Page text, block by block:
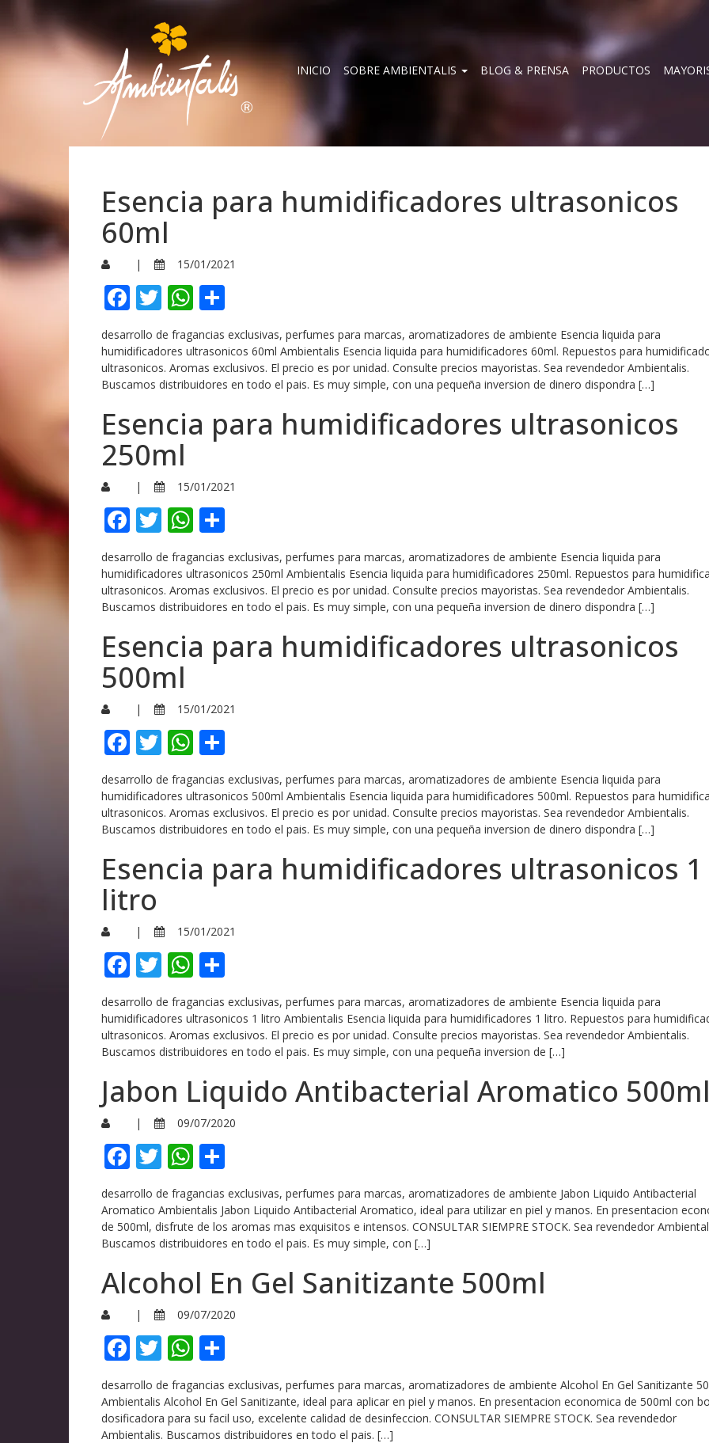
INICIO SOBRE AMBIENTALIS BLOG & PRENSA PRODUCTOS
Esencia para humidificadores ultrasonicos
60ml
| 15/01/2021
Facebook
TwitterWhatsApp
desarrollo de fragancias exclusivas, perfumes para marcas, aromatizadores de ambiente Esencia liquida para
humidificadores ultrasonicos 60ml Ambientalis Esencia liquida para humidificadores 60ml. Repuestos para
ultrasonicos. Aromas exclusivos. El precio es por unidad. Consulte precios mayoristas. Sea revendedor Ambientalis.
Buscamos distribuidores en todo el pais. Es muy simple, con una pequeña inversion de dinero dispondra […]
Esencia para humidificadores ultrasonicos
250ml
| 15/01/2021
Facebook
TwitterWhatsApp
desarrollo de fragancias exclusivas, perfumes para marcas, aromatizadores de ambiente Esencia liquida para
humidificadores ultrasonicos 250ml Ambientalis Esencia liquida para humidificadores 250ml. Repuestos para
ultrasonicos. Aromas exclusivos. El precio es por unidad. Consulte precios mayoristas. Sea revendedor Ambientalis.
Buscamos distribuidores en todo el pais. Es muy simple, con una pequeña inversion de dinero dispondra […]
Esencia para humidificadores ultrasonicos
500ml
| 15/01/2021
Facebook
TwitterWhatsApp
desarrollo de fragancias exclusivas, perfumes para marcas, aromatizadores de ambiente Esencia liquida para
humidificadores ultrasonicos 500ml Ambientalis Esencia liquida para humidificadores 500ml. Repuestos para
ultrasonicos. Aromas exclusivos. El precio es por unidad. Consulte precios mayoristas. Sea revendedor Ambientalis.
Buscamos distribuidores en todo el pais. Es muy simple, con una pequeña inversion de dinero dispondra […]
Esencia para humidificadores ultrasonicos 1
litro
| 15/01/2021
Facebook
TwitterWhatsApp
desarrollo de fragancias exclusivas, perfumes para marcas, aromatizadores de ambiente Esencia liquida para
humidificadores ultrasonicos 1 litro Ambientalis Esencia liquida para humidificadores 1 litro. Repuestos para
ultrasonicos. Aromas exclusivos. El precio es por unidad. Consulte precios mayoristas. Sea revendedor Ambientalis.
Buscamos distribuidores en todo el pais. Es muy simple, con una pequeña inversion de […]
Jabon Liquido Antibacterial Aromatico 500ml
| 09/07/2020
Facebook
TwitterWhatsApp
desarrollo de fragancias exclusivas, perfumes para marcas, aromatizadores de ambiente Jabon Liquido Antibacterial
Aromatico Ambientalis Jabon Liquido Antibacterial Aromatico, ideal para utilizar en piel y manos. En presentacion
de 500ml, disfrute de los aromas mas exquisitos e intensos. CONSULTAR SIEMPRE STOCK. Sea revendedor
Buscamos distribuidores en todo el pais. Es muy simple, con […]
Alcohol En Gel Sanitizante 500ml
| 09/07/2020
Facebook
TwitterWhatsApp
desarrollo de fragancias exclusivas, perfumes para marcas, aromatizadores de ambiente Alcohol En Gel Sanitizante
Ambientalis Alcohol En Gel Sanitizante, ideal para aplicar en piel y manos. En presentacion economica de 500ml con
dosificadora para su facil uso, excelente calidad de desinfeccion. CONSULTAR SIEMPRE STOCK. Sea revendedor
Ambientalis. Buscamos distribuidores en todo el pais. […]